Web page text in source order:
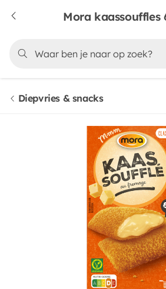
Mora kaassouffles
Diepvries & snacks